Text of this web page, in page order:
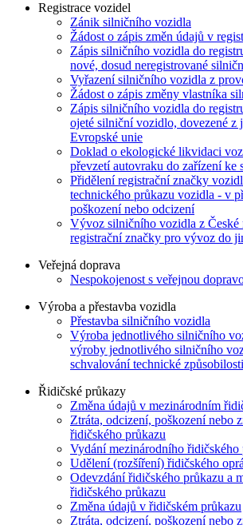
Registrace vozidel
Zánik silničního vozidla
Žádost o zápis změn údajů v
Zápis silničního vozidla do
nové, dosud neregistrované
Vyřazení silničního vozidla z
Žádost o zápis změny vlastníka
Zápis silničního vozidla do
ojeté silniční vozidlo, dovezené z
Evropské unie
Doklad o ekologické likvidaci
převzetí autovraku do zařízení ke
Přidělení registrační značky
technického průkazu vozidla - v
poškození nebo odcizení
Vývoz silničního vozidla z
registrační značky pro vývoz do
Veřejná doprava
Nespokojenost s veřejnou
Výroba a přestavba vozidla
Přestavba silničního vozidla
Výroba jednotlivého silničního
výroby jednotlivého silničního
schvalování technické
Řidičské průkazy
Změna údajů v mezinárodním
Ztráta, odcizení, poškození nebo
řidičského průkazu
Vydání mezinárodního řidičského
Udělení (rozšíření) řidičského
Odevzdání řidičského průkazu a
řidičského průkazu
Změna údajů v řidičském průkazu
Ztráta, odcizení, poškození nebo